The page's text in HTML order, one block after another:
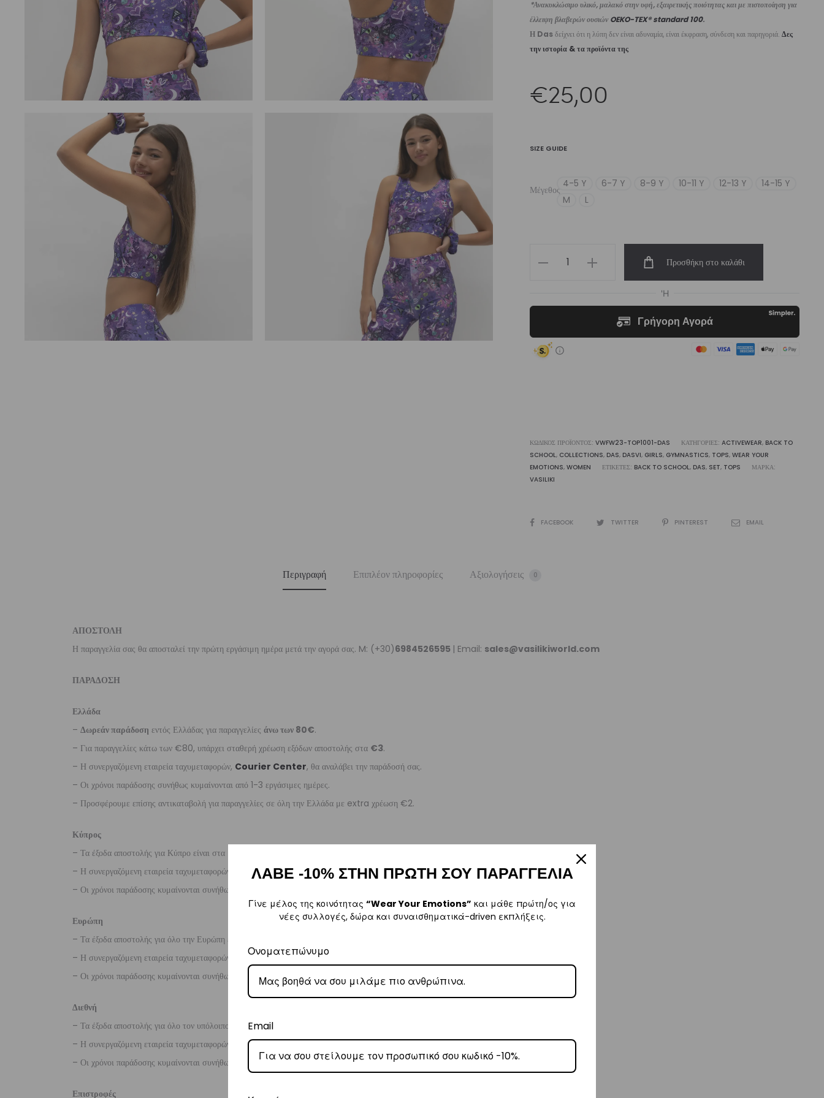
*Ανακυκλώσιμο υλικό, μαλακό στην υφή, εξαιρετικής ποιότητας και με πιστοποίηση για
έλλειψη βλαβερών ουσιών OEKO-TEX® standard 100.
Η Dasδείχνει ότι η λύπη δεν είναι αδυναμία, είναι έκφραση, σύνδεση και παρηγοριά. Δες
την ιστορία & τα προϊόντα της
€25,00
SIZE GUIDE
Μέγεθος
4-5 Y 6-7 Y 8-9 Y 10-11 Y 12-13 Y
14-15 Y
M
L
Das
Vasiliki
ποσότητα
Προσθήκη στο καλάθι
ΚΩΔΙΚΌΣ ΠΡΟΪΌΝΤΟΣ: VWFW23-TOP1001-DAS ΚΑΤΗΓΟΡΊΕΣ: ACTIVEWEAR, BACK TO
SCHOOL, COLLECTIONS, DAS, DASVI, GIRLS, GYMNASTICS, TOPS, WEAR YOUR
EMOTIONS, WOMEN ΕΤΙΚΈΤΕΣ: BACK TO SCHOOL, DAS, SET, TOPS
ΜΆΡΚΑ:
VASILIKI
SHAREFACEBOOK TWITTER PINTEREST EMAIL
Περιγραφή Επιπλέον πληροφορίες Αξιολογήσεις 0
ΑΠΟΣΤΟΛΗ
Η παραγγελία σας θα αποσταλεί την πρώτη εργάσιμη ημέρα μετά την αγορά σας. M: (+30)6984526595 | Email: sales@vasilikiworld.com
ΠΑΡΑΔΟΣΗ
Ελλάδα
– Δωρεάν παράδοση εντός Ελλάδας για παραγγελίες άνω των 80€.
– Για παραγγελίες κάτω των €80, υπάρχει σταθερή χρέωση εξόδων αποστολής στα €3.
– Η συνεργαζόμενη εταιρεία ταχυμεταφορών, Courier Center, θα αναλάβει την παράδοσή σας.
– Οι χρόνοι παράδοσης συνήθως κυμαίνονται από 1-3 εργάσιμες ημέρες.
– Προσφέρουμε επίσης αντικαταβολή για παραγγελίες σε όλη την Ελλάδα με extra χρέωση €2.
Κύπρος
– Τα έξοδα αποστολής για Κύπρο είναι στα
– Η συνεργαζόμενη εταιρεία ταχυμεταφορών,
Aramex , θα αναλάβει την παράδοσή σας.
– Οι χρόνοι παράδοσης κυμαίνονται συνήθως από 2-7 εργάσιμες ημέρες.
Ευρώπη
– Τα έξοδα αποστολής για όλο την Ευρώπη είναι στα
– Η συνεργαζόμενη εταιρεία ταχυμεταφορών,
DHL, θα αναλάβει την παράδοσή σας.
– Οι χρόνοι παράδοσης κυμαίνονται συνήθως από 3-8 εργάσιμες ημέρες.
Διεθνή
– Τα έξοδα αποστολής για όλο τον υπόλοιπο κόσμο είναι στα
– Η συνεργαζόμενη εταιρεία ταχυμεταφορών,
DHL, θα αναλάβει την παράδοσή σας.
– Οι χρόνοι παράδοσης κυμαίνονται συνήθως από 3-10 εργάσιμες ημέρες.
Επιστροφές
ΛΑΒΕ -10% ΣΤΗΝ ΠΡΩΤΗ ΣΟΥ ΠΑΡΑΓΓΕΛΙΑ
Γίνε μέλος της κοινότητας “Wear Your Emotions” και μάθε πρώτη/ος για
νέες συλλογές, δώρα και συναισθηματικά-driven εκπλήξεις.
Ονοματεπώνυμο
Email